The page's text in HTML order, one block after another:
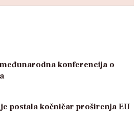
konferencija o
postala kočničar proširenja EU